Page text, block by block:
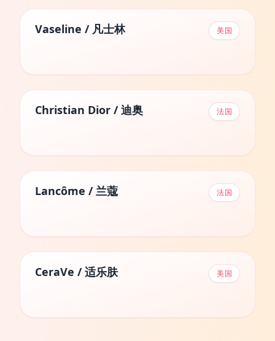
Vaseline / 凡士林 美国
Christian Dior / 迪奥 法国
Lancôme / 兰蔻 法国
CeraVe / 适乐肤 美国